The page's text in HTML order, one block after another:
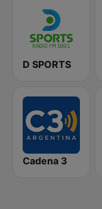
D SPORTS
Cadena 3